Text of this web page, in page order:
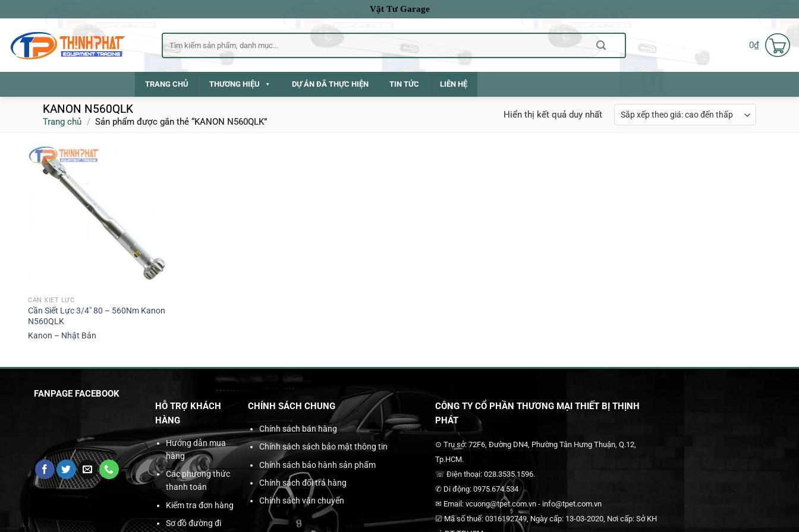
qua
dung
Vật Tư Garage
Tìm
kiếm:
0₫
TRANG CHỦ THƯƠNG HIỆU DỰ ÁN ĐÃ THỰC HIỆN TIN TỨC LIÊN HỆ
KANON N560QLK
Trang chủ / Sản phẩm được gắn thẻ “KANON N560QLK”
Hiển thị kết quả duy nhất
CẦN XIẾT LỰC
Cần Siết Lực 3/4″ 80 – 560Nm Kanon
N560QLK
Kanon – Nhật Bản
FANPAGE FACEBOOK
HỖ TRỢ KHÁCH
HÀNG
Hướng dẫn mua
hàng
Các phương thức
thanh toán
Kiểm tra đơn hàng
Sơ đồ đường đi
CHÍNH SÁCH CHUNG
Chính sách bán hàng
Chính sách sách bảo mật thông tin
Chính sách bảo hành sản phẩm
Chính sách đổi trả hàng
Chính sách vận chuyển
CÔNG TY CỔ PHẦN THƯƠNG MẠI THIẾT BỊ THỊNH
PHÁT
⊙ Trụ sở: 72F6, Đường DN4, Phường Tân Hưng Thuận, Q.12,
Tp.HCM.
☏ Điện thoại: 028.3535.1596.
✆ Di động: 0975.674.534
✉ Email: vcuong@tpet.com.vn - info@tpet.com.vn
☑ Mã số thuế: 0316192749, Ngày cấp: 13-03-2020, Nơi cấp: Sở KH